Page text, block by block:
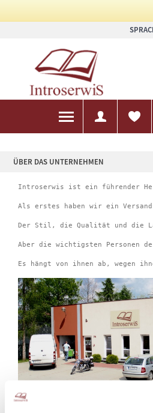
ÜBER DAS UNTERNEHMEN
Introserwis ist ein führender
Als erstes haben wir ein
Der Stil, die Qualität und die
Aber die wichtigsten Personen
Es hängt von ihnen ab, wegen